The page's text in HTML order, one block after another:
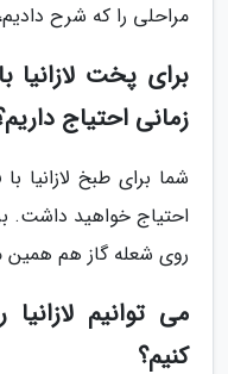
مراحلی را که شرح
برای پخت
زمانی احتیاج
احتیاج خواهید داشت.
روی شعله گاز هم همین
می توانیم
کنیم؟